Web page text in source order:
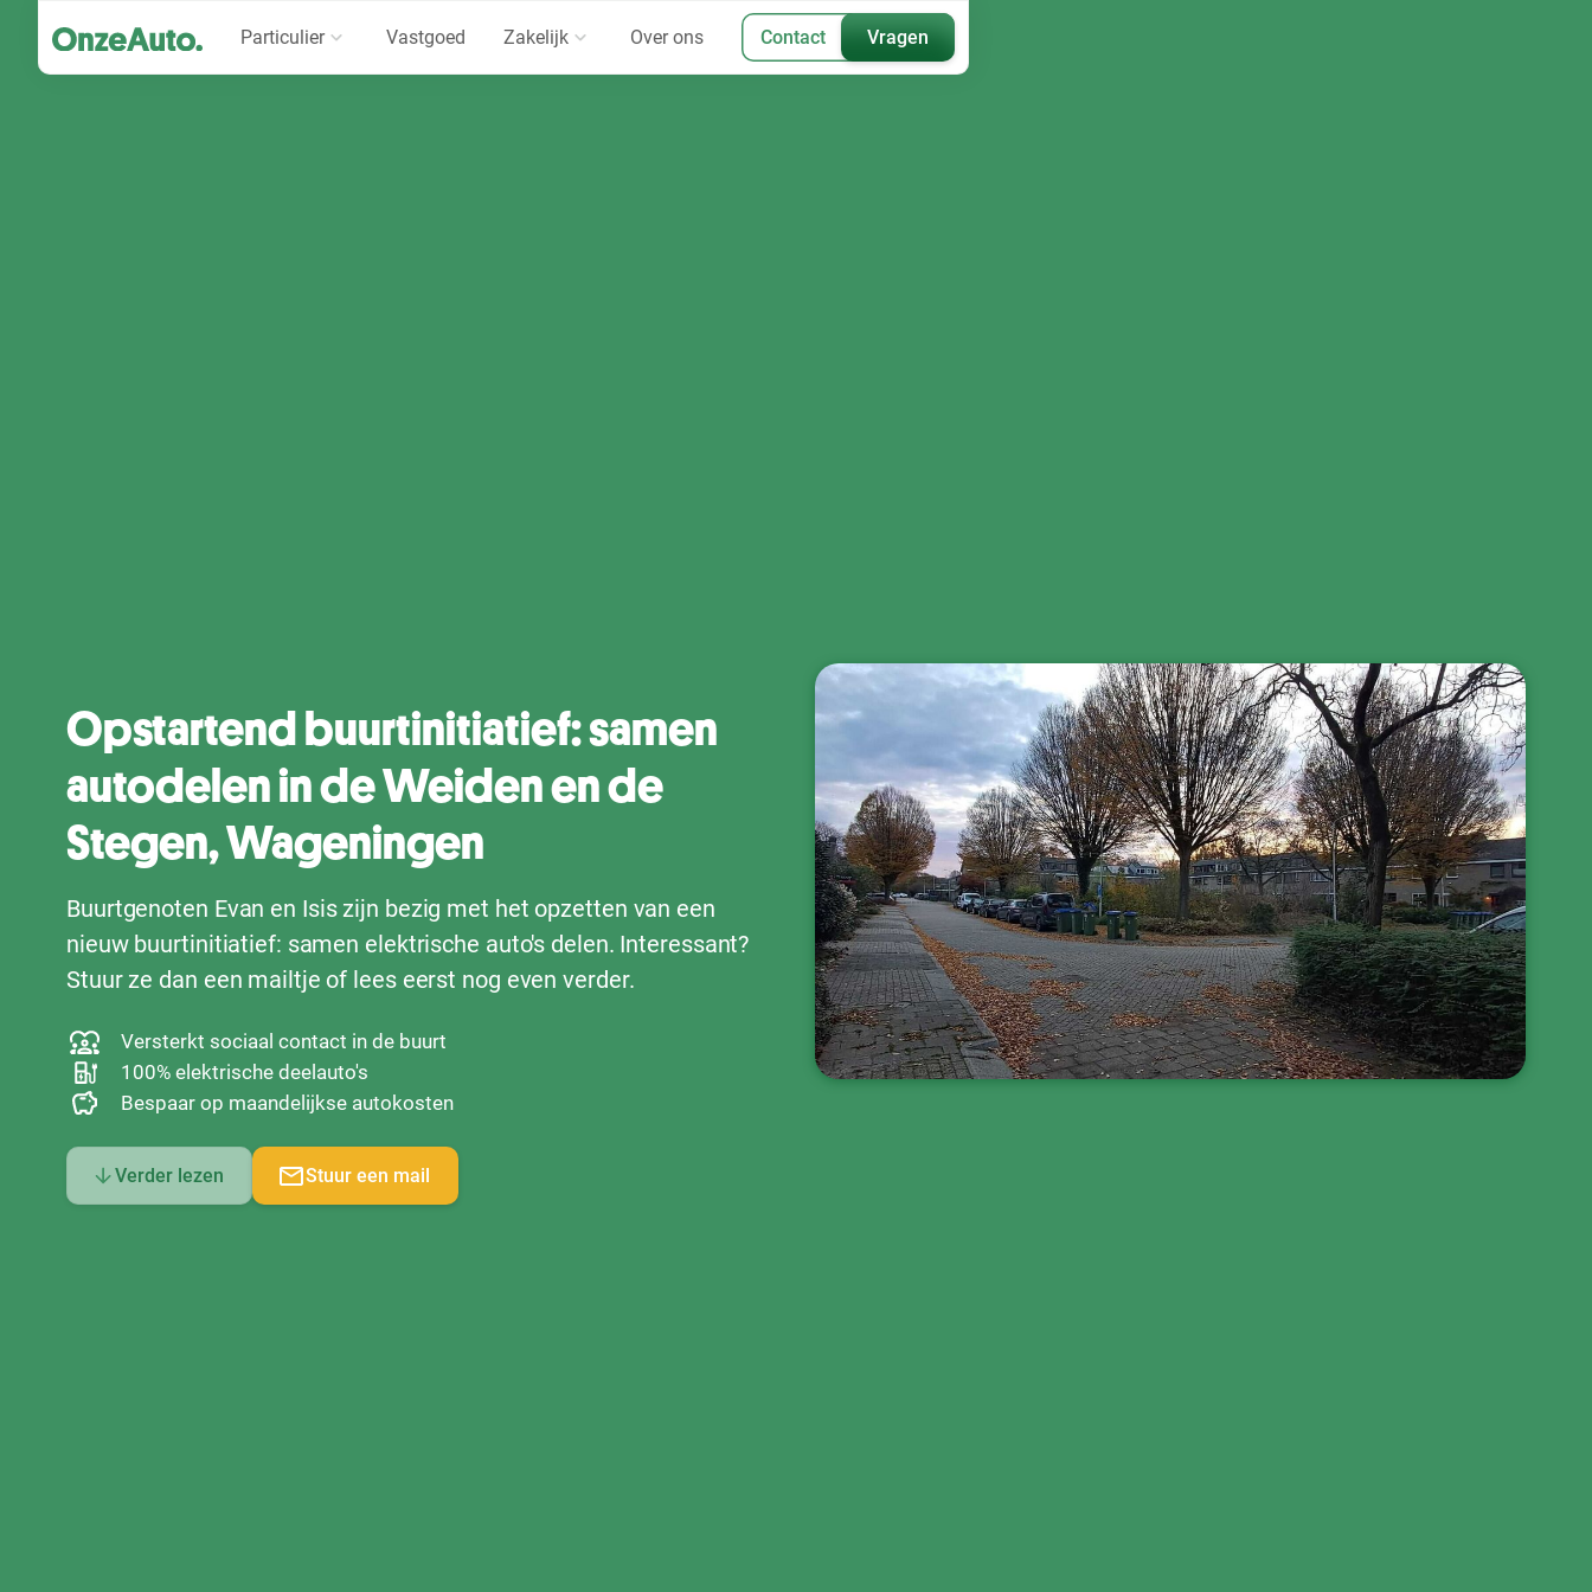
Particulier Vastgoed Zakelijk Over ons Contact Vragen
Opstartend buurtinitiatief: samen
autodelen in de Weiden en de
Stegen, Wageningen
Buurtgenoten Evan en Isis zijn bezig met het opzetten van een
nieuw buurtinitiatief: samen elektrische auto's delen. Interessant?
Stuur ze dan een mailtje of lees eerst nog even verder.
Versterkt sociaal contact in de buurt
100% elektrische deelauto's
Bespaar op maandelijkse autokosten
Verder lezen Stuur een mail